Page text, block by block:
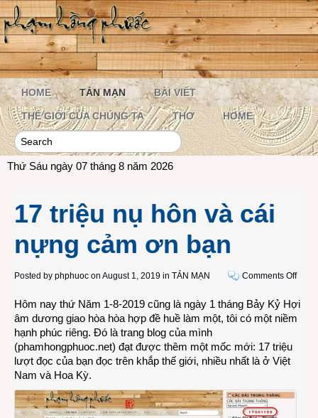
HOME TẢN MẠN BÀI VIẾT
THẾ GIỚI CỦA CHÚNG TA THƠ HOME
Thứ Sáu ngày 07 tháng 8 năm 2026
17 triệu nụ hôn và cái
nựng cảm ơn bạn
Posted by phphuoc on August 1, 2019 in TẢN MẠN Comments Offon
triệu
nụ
Hôm nay thứ Năm 1-8-2019 cũng là ngày 1 tháng Bảy Kỷ Hợi
âm dương giao hòa hòa hợp đề huề làm một, tôi có một niềm
hạnh phúc riêng. Đó là trang blog của mình
(phamhongphuoc.net) đạt được thêm một mốc mới: 17 triệu
lượt đọc của bạn đọc trên khắp thế giới, nhiều nhất là ở Việt
Nam và Hoa Kỳ.